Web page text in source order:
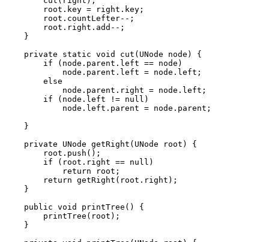
        root.key = right.key;
        root.countLefter--;
        root.right.add--;
    }
    private static void cut(UNode node) {
        if (node.parent.left == node)
            node.parent.left = node.left;
        else
            node.parent.right = node.left;
        if (node.left != null)
            node.left.parent = node.parent;
    }
    private UNode getRight(UNode root) {
        root.push();
        if (root.right == null)
            return root;
        return getRight(root.right);
    }
    public void printTree() {
        printTree(root);
    }